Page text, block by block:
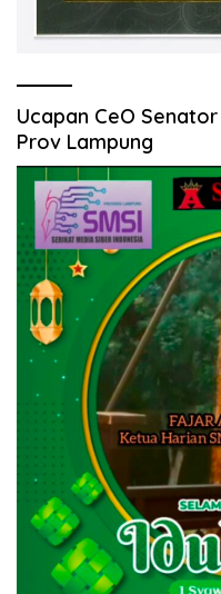
Ucapan CeO
Prov Lampung